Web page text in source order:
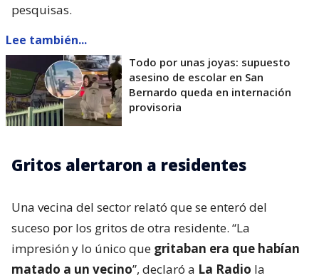
pesquisas.
Lee también...
Todo por unas joyas: supuesto
asesino de escolar en San
Bernardo queda en internación
provisoria
Gritos alertaron a residentes
Una vecina del sector relató que se enteró del
suceso por los gritos de otra residente. “La
impresión y lo único que gritaban era que habían
matado a un vecino”, declaró a La Radio la